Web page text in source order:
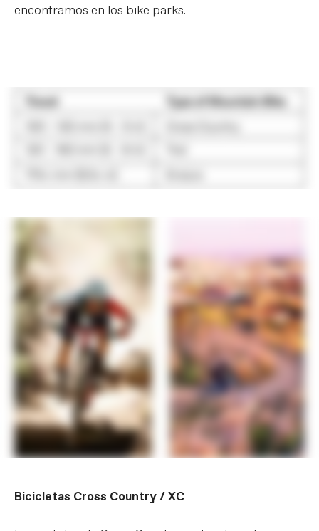
encontramos en los bike parks.
Bicicletas Cross Country / XC